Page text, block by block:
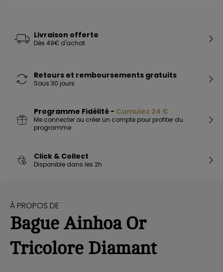
Livraison offerte
Dès 49€ d'achat
Retours et remboursements gratuits
Sous 30 jours
Programme Fidélité - Cumulez 24 €
Me connecter ou créer un compte pour profiter du
programme
Click & Collect
Disponible dans les 2h
À PROPOS DE
Bague Ainhoa Or
Tricolore Diamant